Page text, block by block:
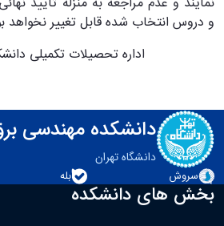
و دروس انتخاب شده قابل تغییر نخواهد
اداره تحصیلات تکمیلی
دانشکده مهندسی
دانشگاه تهران
سروش
بله
بخش های دانشکده